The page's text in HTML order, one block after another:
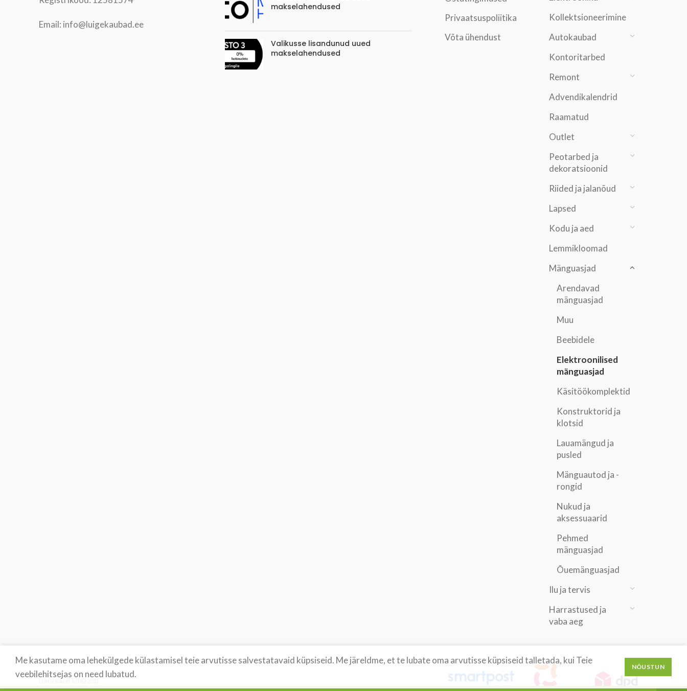
Email: info@luigekaubad.ee
makselahendused
Valikusse lisandunud uued
makselahendused
Privaatsuspoliitika
Võta ühendust
Kollektsioneerimine
Autokaubad
Kontoritarbed
Remont
Advendikalendrid
Raamatud
Outlet
Peotarbed ja
dekoratsioonid
Riided ja jalanõud
Lapsed
Kodu ja aed
Lemmikloomad
Mänguasjad
Arendavad
mänguasjad
Muu
Beebidele
Elektroonilised
mänguasjad
Käsitöökomplektid
Konstruktorid ja
klotsid
Lauamängud ja
pusled
Mänguautod ja -
rongid
Nukud ja
aksessuaarid
Pehmed
mänguasjad
Õuemänguasjad
Ilu ja tervis
Harrastused ja
vaba aeg
Me kasutame oma lehekülgede külastamisel teie arvutisse salvestatavaid küpsiseid. Me järeldme, et te lubate oma arvutisse küpsiseid talletada, kui Teie
veebilehitsejas on need lubatud.
NÕUSTUN